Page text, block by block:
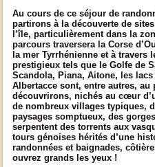
Au cours de ce séjour de
partirons à la découverte de
l’île, particulièrement dans la
parcours traversera la Corse
la mer Tyrrhénienne et à travers
prestigieux tels que le Golfe de
Scandola, Piana, Aitone, les
Albertacce sont, entre autres,
découvrirons, nichés au cœur
de nombreux villages typiques,
paysages somptueux, des
serpentent des torrents aux
tours génoises hérités d’une
randonnées et baignades,
ouvrez grands les yeux !